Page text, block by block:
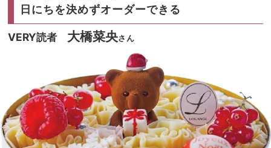
日にちを決めずオーダーできる
VERY読者 大橋菜央さん